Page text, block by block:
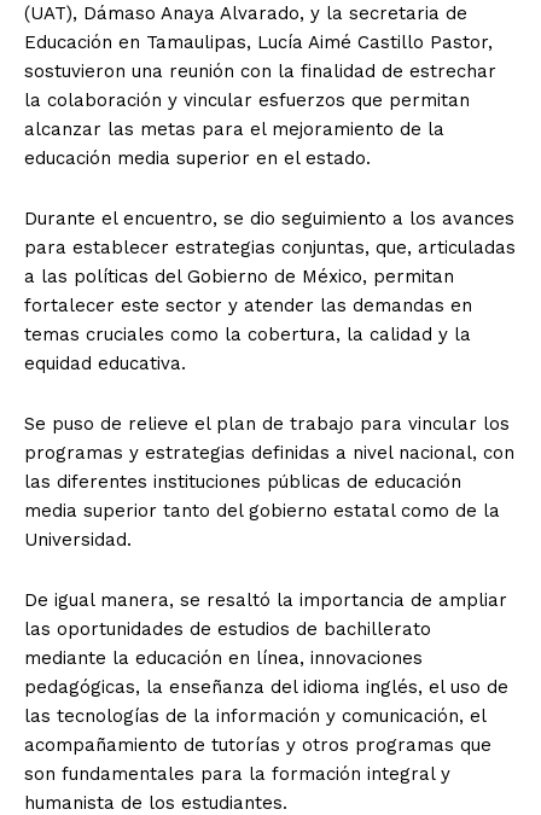
(UAT), Dámaso Anaya Alvarado, y la secretaria de
Educación en Tamaulipas, Lucía Aimé Castillo Pastor,
sostuvieron una reunión con la finalidad de estrechar
la colaboración y vincular esfuerzos que permitan
alcanzar las metas para el mejoramiento de la
educación media superior en el estado.
Durante el encuentro, se dio seguimiento a los avances
para establecer estrategias conjuntas, que, articuladas
a las políticas del Gobierno de México, permitan
fortalecer este sector y atender las demandas en
temas cruciales como la cobertura, la calidad y la
equidad educativa.
Se puso de relieve el plan de trabajo para vincular los
programas y estrategias definidas a nivel nacional, con
las diferentes instituciones públicas de educación
media superior tanto del gobierno estatal como de la
Universidad.
De igual manera, se resaltó la importancia de ampliar
las oportunidades de estudios de bachillerato
mediante la educación en línea, innovaciones
pedagógicas, la enseñanza del idioma inglés, el uso de
las tecnologías de la información y comunicación, el
acompañamiento de tutorías y otros programas que
son fundamentales para la formación integral y
humanista de los estudiantes.